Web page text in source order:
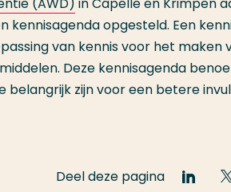
kennisagenda opgesteld. Een
van kennis voor het maken
Deze kennisagenda
zijn voor een betere
Deel deze pagina